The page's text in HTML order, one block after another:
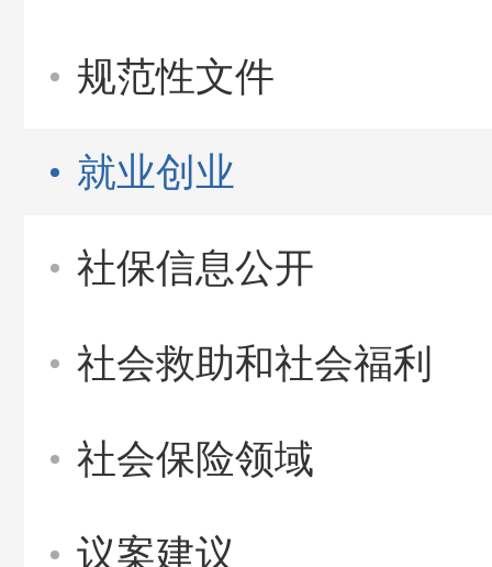
规范性文件
就业创业
社保信息公开
社会救助和社会福利
社会保险领域
议案建议